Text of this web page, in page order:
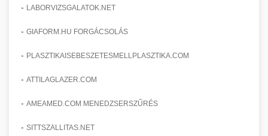
- LABORVIZSGALATOK.NET
- GIAFORM.HU FORGÁCSOLÁS
- PLASZTIKAISEBESZETESMELLPLASZTIKA.COM
- ATTILAGLAZER.COM
- AMEAMED.COM MENEDZSERSZŰRÉS
- SITTSZALLITAS.NET